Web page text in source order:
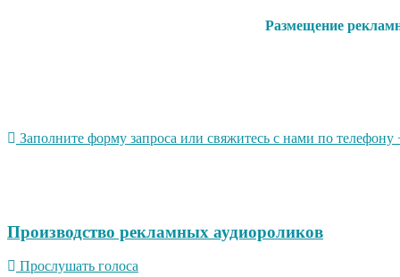
Размещение
Заполните форму запроса или свяжитесь с нами по
Производство рекламных аудиороликов
Прослушать голоса